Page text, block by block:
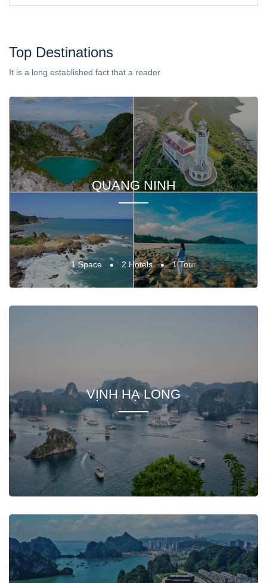
Top Destinations
It is a long established fact that a reader
QUANG NINH
1 Space 2 Hotels 1 Tour
VỊNH HẠ LONG